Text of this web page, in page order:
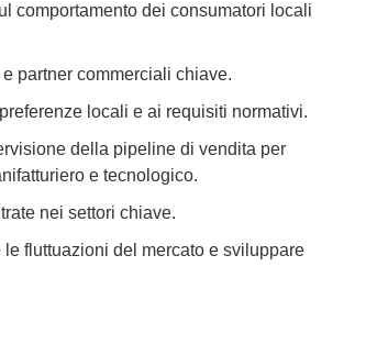
comportamento dei consumatori locali
partner commerciali chiave.
locali e ai requisiti normativi.
della pipeline di vendita per
e tecnologico.
nei settori chiave.
fluttuazioni del mercato e sviluppare